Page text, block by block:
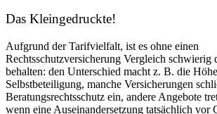
Das Kleingedruckte!
Aufgrund der Tarifvielfalt, ist es ohne einen
Rechtsschutzversicherung Vergleich schwierig
behalten: den Unterschied macht z. B. die
Selbstbeteiligung, manche Versicherungen
Beratungsrechtsschutz ein, andere Angebote
wenn eine Auseinandersetzung tatsächlich vor